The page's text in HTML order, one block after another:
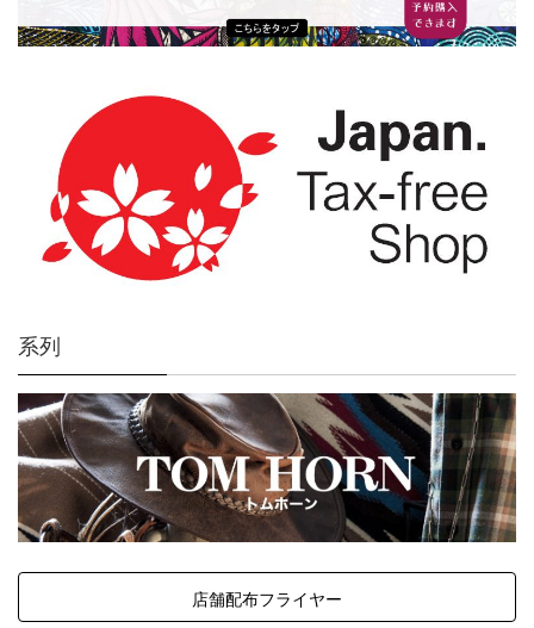
系列
店舗配布フライヤー